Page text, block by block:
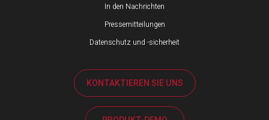
In den Nachrichten
Pressemitteilungen
Datenschutz und -sicherheit
KONTAKTIEREN SIE UNS